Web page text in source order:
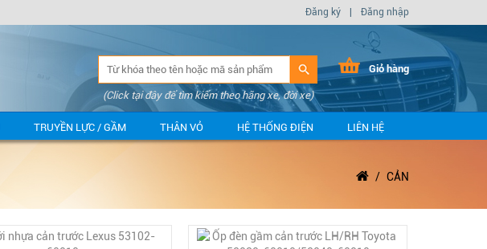
Đăng ký Đăng nhập
Giỏ hàng
(Click tại đây để tìm kiếm theo hãng xe, đời xe)
TRUYỀN LỰC / GẦM THÂN VỎ HỆ THỐNG ĐIỆN LIÊN HỆ
CẢN